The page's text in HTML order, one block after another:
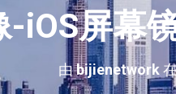
-iOS屏幕
由bijienetwork